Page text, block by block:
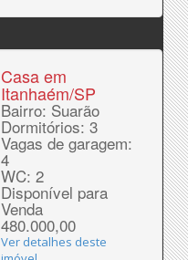
Casa em
Itanhaém/SP
Bairro: Suarão
Dormitórios: 3
Vagas de garagem:
4
WC: 2
Disponível para
Venda
480.000,00
Ver detalhes deste